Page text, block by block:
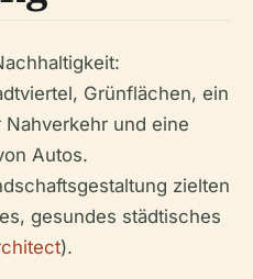
Grünflächen, ein
und eine
Autos.
zielten
gesundes städtisches
).